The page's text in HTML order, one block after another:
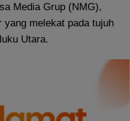
Media Grup (NMG),
melekat pada tujuh
Utara.